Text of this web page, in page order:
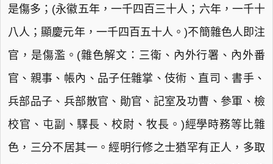
是傷多；(永徽五年，一千四百三十人；六年，一千十
八人；顯慶元年，一千四百五十人。)不簡雜色人即注
官，是傷濫。(雜色解文：三衛、內外行署、內外番
官、親事、帳內、品子任雜掌、伎術、直司、書手、
兵部品子、兵部散官、勛官、記室及功曹、參軍、檢
校官、屯副、驛長、校尉、牧長。)經學時務等比雜
色，三分不居其一。經明行修之士猶罕有正人，多取